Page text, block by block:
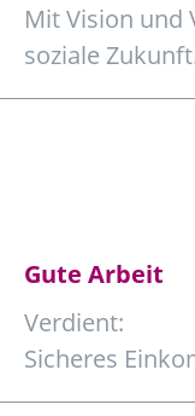
Mit Vision und
soziale
Gute Arbeit
Verdient:
Sicheres